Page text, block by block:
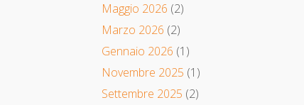
Maggio 2026 (2)
Marzo 2026 (2)
Gennaio 2026 (1)
Novembre 2025 (1)
Settembre 2025 (2)